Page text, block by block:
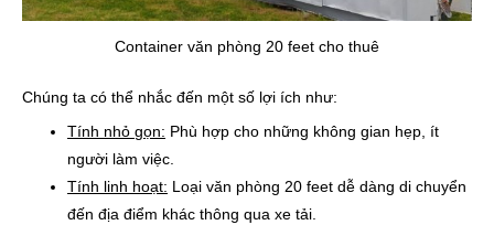
Container văn phòng 20 feet cho thuê
Chúng ta có thể nhắc đến một số lợi ích như:
Tính nhỏ gọn: Phù hợp cho những không gian hẹp, ít
người làm việc.
Tính linh hoạt: Loại văn phòng 20 feet dễ dàng di chuyển
đến địa điểm khác thông qua xe tải.